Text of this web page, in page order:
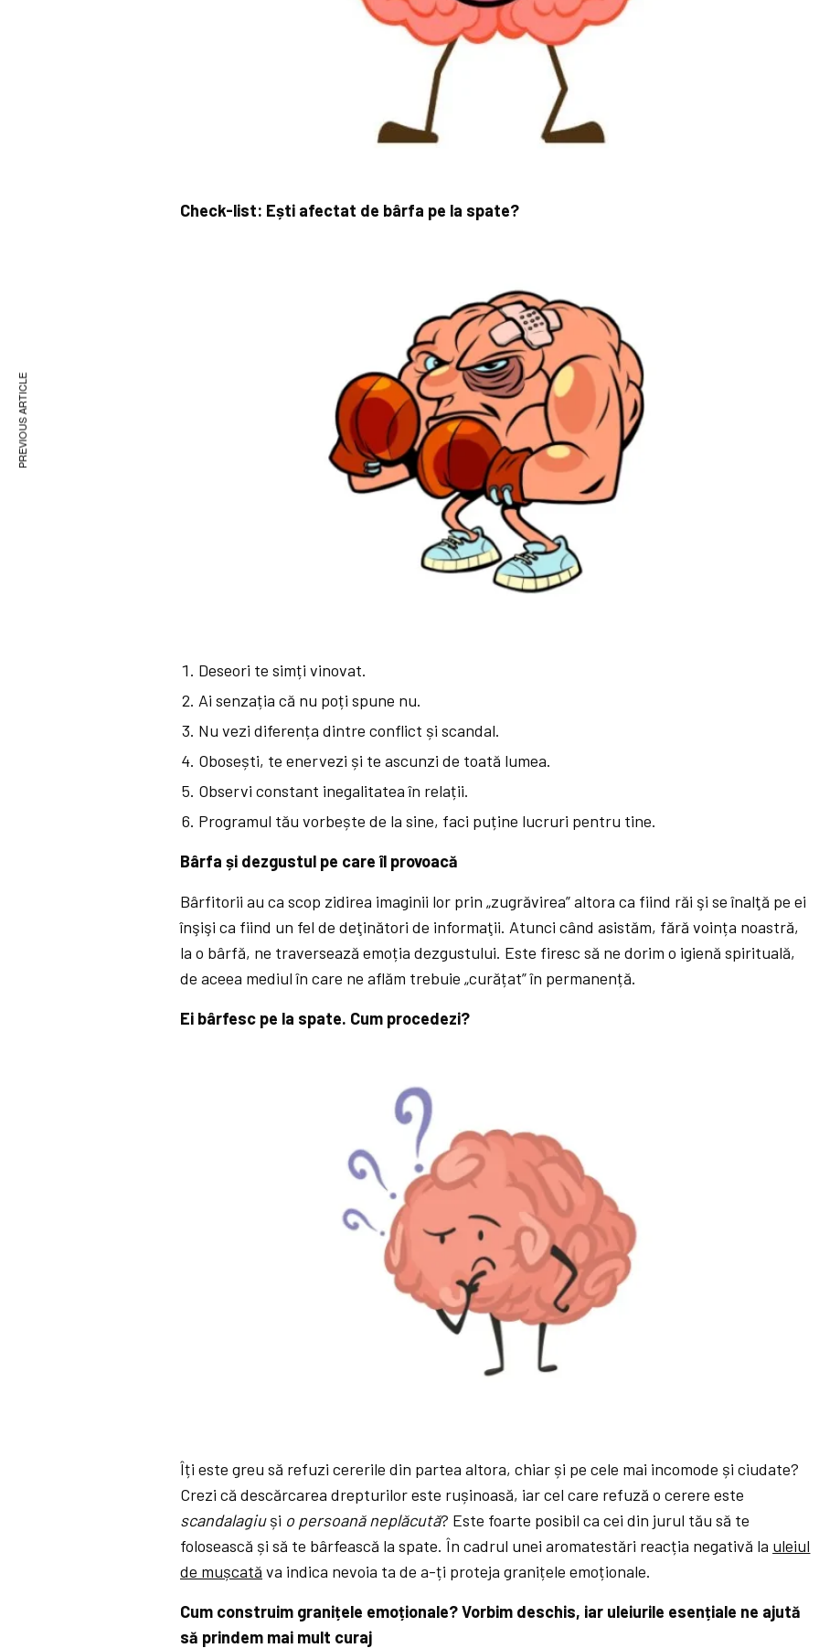
Check-list: Ești afectat de bârfa pe la spate?
Deseori te simți vinovat.
Ai senzația că nu poți spune nu.
Nu vezi diferența dintre conflict și scandal.
Obosești, te enervezi și te ascunzi de toată lumea.
Observi constant inegalitatea în relații.
Programul tău vorbește de la sine, faci puține lucruri pentru tine.
Bârfa și dezgustul pe care îl provoacă
Bârfitorii au ca scop zidirea imaginii lor prin „zugrăvirea” altora ca fiind răi şi se înalţă pe ei
înşişi ca fiind un fel de deţinători de informaţii. Atunci când asistăm, fără voința noastră,
la o bârfă, ne traversează emoția dezgustului. Este firesc să ne dorim o igienă spirituală,
de aceea mediul în care ne aflăm trebuie „curățat” în permanență.
Ei bârfesc pe la spate. Cum procedezi?
Îți este greu să refuzi cererile din partea altora, chiar și pe cele mai incomode și ciudate?
Crezi că descărcarea drepturilor este rușinoasă, iar cel care refuză o cerere este
scandalagiuși o persoană neplăcută? Este foarte posibil ca cei din jurul tău să te
folosească și să te bârfească la spate. În cadrul unei aromatestări reacția negativă la uleiul
de mușcată va indica nevoia ta de a-ți proteja granițele emoționale.
Cum construim granițele emoționale? Vorbim deschis, iar uleiurile esențiale ne ajută
să prindem mai mult curaj
PREVIOUS ARTICLE